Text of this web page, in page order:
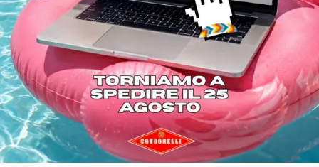
CONDORELLI PER LE AZIENDE
Sei titolare di partita iva o hai un'azienda?
Scopri il nostro shop dedicato a te.
Vai ora